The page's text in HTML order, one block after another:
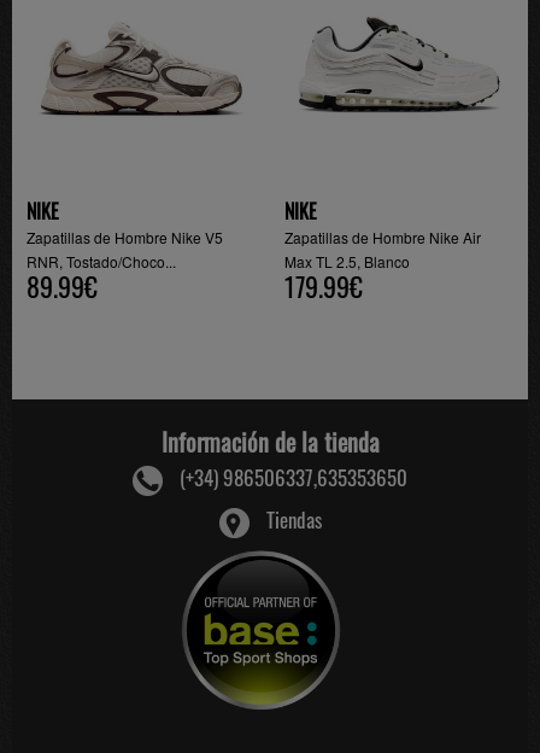
NIKE
Zapatillas de Hombre Nike V5
RNR, Tostado/Choco...
89.99€
NIKE
Zapatillas de Hombre Nike Air
Max TL 2.5, Blanco
179.99€
Información de la tienda
(+34) 986506337,635353650
Tiendas